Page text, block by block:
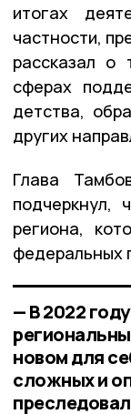
итогах
частности,
рассказал о
сферах
детства,
других
Глава
подчеркнул,
региона,
федеральных
— В 2022
новом для
сложных и